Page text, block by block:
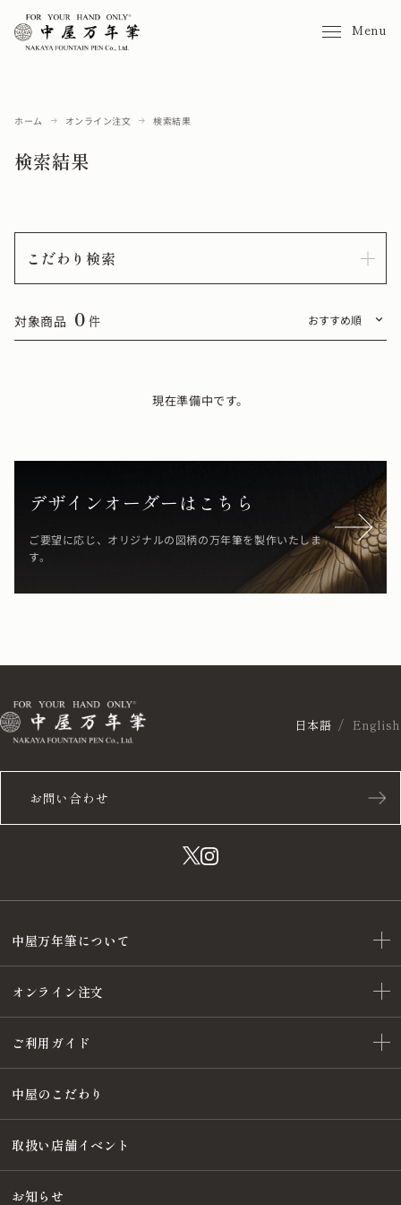
Menu
ホーム オンライン注文 検索結果
検索結果
こだわり検索
対象商品 0 件
現在準備中です。
デザインオーダーはこちら
ご要望に応じ、オリジナルの図柄の万年筆を製作いたしま
す。
お問い合わせ
日本語 English
中屋万年筆について
オンライン注文
ご利用ガイド
中屋のこだわり
取扱い店舗イベント
お知らせ